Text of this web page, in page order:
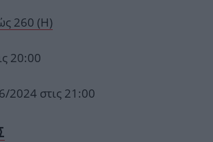
260 (Η)
20:00
2024 στις 21:00